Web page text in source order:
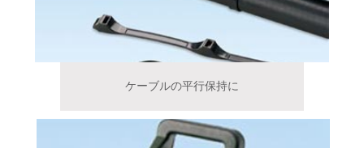
ケーブルの平行保持に